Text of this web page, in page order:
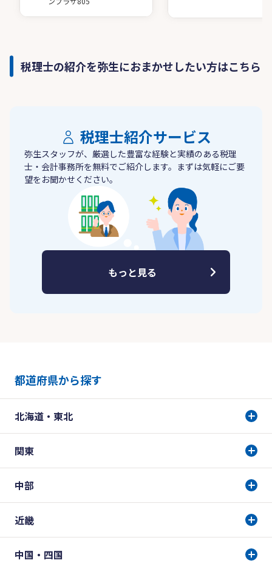
税理士の紹介を弥生におまかせしたい方はこちら
税理士紹介サービス
弥生スタッフが、厳選した豊富な経験と実績のある税理
士・会計事務所を無料でご紹介します。まずは気軽にご要
望をお聞かせください。
もっと見る
都道府県から探す
北海道・東北
関東
中部
近畿
中国・四国